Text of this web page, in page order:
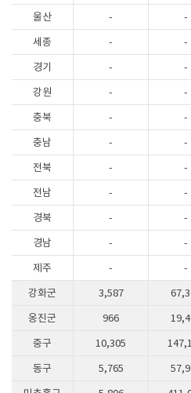
울산 - -
세종 - -
경기 - -
강원 - -
충북 - -
충남 - -
전북 - -
전남 - -
경북 - -
경남 - -
제주 - -
강화군 3,587
옹진군 966
중구 10,305
동구 5,765